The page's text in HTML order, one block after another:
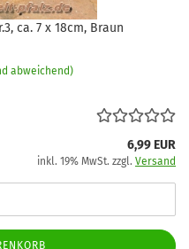
ca. 7 x 18cm, Braun
abweichend)
6,99 EUR
inkl. 19% MwSt. zzgl. Versand